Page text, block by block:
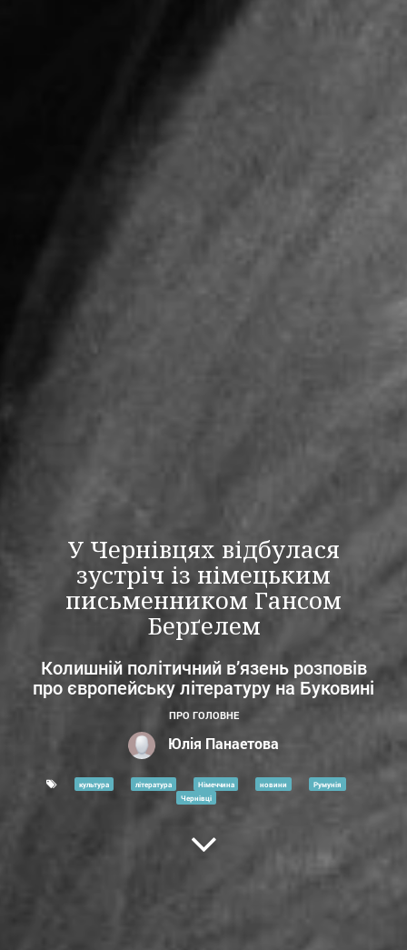
У Чернівцях відбулася
зустріч із німецьким
письменником Гансом
Берґелем
Колишній політичний в’язень розповів
про європейську літературу на Буковині
ПРО ГОЛОВНЕ
Юлія Панаетова
культура література Німеччина новини
Румунія
Чернівці